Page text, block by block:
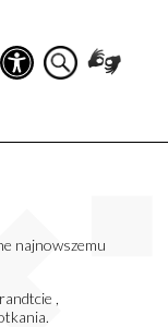
najnowszemu
,